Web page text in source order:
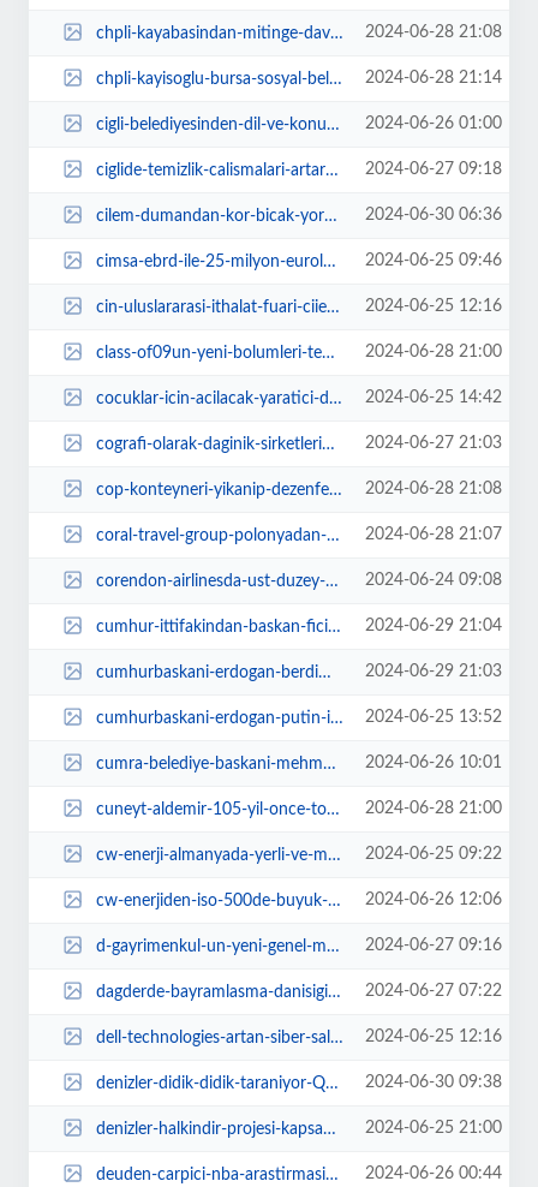
chpli-kayabasindan-mitinge-davet-BipNM6fc.jpg 2024-06-28 21:08
chpli-kayisoglu-bursa-sosyal-belediyecilik-ile-tanisacak-GIrx9DKm.jpg 2024-06-28 21:14
cigli-belediyesinden-dil-ve-konusma-terapi-destegi-2YfKiMDt.jpg 2024-06-26 01:00
ciglide-temizlik-calismalari-artarak-devam-ediyor-HxeOXKww.jpg 2024-06-27 09:18
cilem-dumandan-kor-bicak-yorumu-5FpWPed7.jpg 2024-06-30 06:36
cimsa-ebrd-ile-25-milyon-euroluk-dekarbonizasyon-odakli-finansman-anlasmasi-i... 2024-06-25 09:46
cin-uluslararasi-ithalat-fuari-ciie-2024-basvurulari-devam-ediyor-xx5sG937.jpg 2024-06-25 12:16
class-of09un-yeni-bolumleri-temmuz-ayinda-da-her-pazartesi-fx-ekranlarinda-Ar... 2024-06-28 21:00
cocuklar-icin-acilacak-yaratici-drama-kursu-icin-kayitlar-basladi-kmIcTaus.jpg 2024-06-25 14:42
cografi-olarak-daginik-sirketlerin-cogu-ayda-en-az-bir-kez-ag-sorunlariyla-ka... 2024-06-27 21:03
cop-konteyneri-yikanip-dezenfekte-ediliyor-GgzMC8We.jpg 2024-06-28 21:08
coral-travel-group-polonyadan-sorumlu-baskan-yardimcisi-kaan-ergun-turkiyede-... 2024-06-28 21:07
corendon-airlinesda-ust-duzey-atama-XAW8nijy.jpg 2024-06-24 09:08
cumhur-ittifakindan-baskan-ficiya-ozur-dile-cagrisi-RFn2aOF1.jpg 2024-06-29 21:04
cumhurbaskani-erdogan-berdimuhammedov-ile-gorustu-GgU8X7yY.jpg 2024-06-29 21:03
cumhurbaskani-erdogan-putin-ile-gorustu-Qbgumk39.jpg 2024-06-25 13:52
cumra-belediye-baskani-mehmet-aydin-cumranin-ilce-olusunun-98-yili-nedeniyle-... 2024-06-26 10:01
cuneyt-aldemir-105-yil-once-tokatta-istiklal-mesalesi-yakildi-RsQg9jRv.jpg 2024-06-28 21:00
cw-enerji-almanyada-yerli-ve-milli-urunlerini-sergiledi-pWRUwkkt.jpg 2024-06-25 09:22
cw-enerjiden-iso-500de-buyuk-basari-JA4jsg9Z.jpg 2024-06-26 12:06
d-gayrimenkul-un-yeni-genel-muduru-tuba-susler-oldu-EuzGYdLX.jpg 2024-06-27 09:16
dagderde-bayramlasma-danisigi-gelenegi-gLHfAka2.jpg 2024-06-27 07:22
dell-technologies-artan-siber-saldirilara-karsi-coklu-bulut-veri-korumasi-ve-... 2024-06-25 12:16
denizler-didik-didik-taraniyor-QGMdFpIV.jpg 2024-06-30 09:38
denizler-halkindir-projesi-kapsaminda-toplanti-yapildi-rvaCTwlL.jpg 2024-06-25 21:00
deuden-carpici-nba-arastirmasi-sirkadiyen-ritmin-takimlara-etkisi-incelendi-g... 2024-06-26 00:44